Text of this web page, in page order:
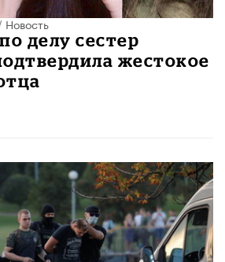
Новость
делу сестер
жестокое